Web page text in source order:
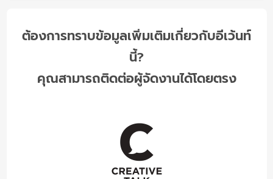
ต้องการทราบข้อมูลเพิ่มเติมเกี่ยวกับอีเว้นท์
นี้?
คุณสามารถติดต่อผู้จัดงานได้โดยตรง